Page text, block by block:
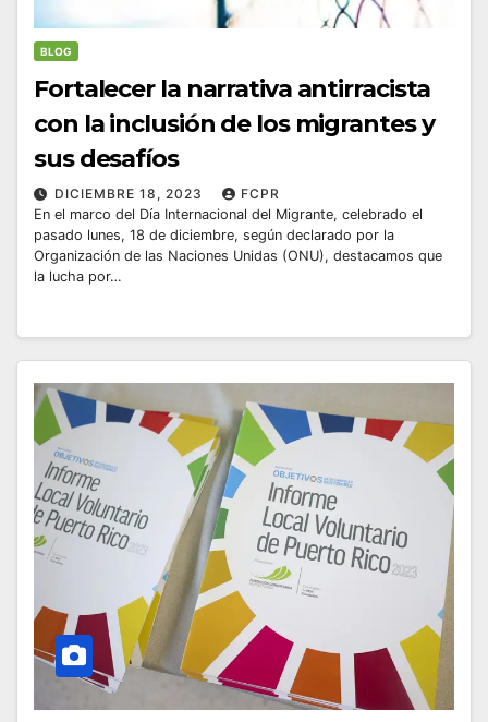
BLOG
Fortalecer la narrativa antirracista
con la inclusión de los migrantes y
sus desafíos
DICIEMBRE 18, 2023
FCPR
En el marco del Día Internacional del Migrante, celebrado el
pasado lunes, 18 de diciembre, según declarado por la
Organización de las Naciones Unidas (ONU), destacamos que
la lucha por…